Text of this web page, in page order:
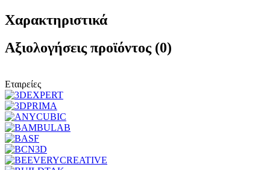
Χαρακτηριστικά
Αξιολογήσεις προϊόντος (0)
Εταιρείες